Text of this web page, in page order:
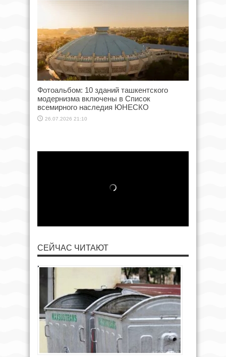
Фотоальбом: 10 зданий ташкентского
модернизма включены в Список
всемирного наследия ЮНЕСКО
26.07.2026 21:10
СЕЙЧАС ЧИТАЮТ